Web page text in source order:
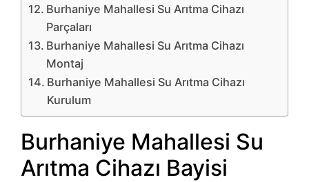
Burhaniye Mahallesi Su Arıtma Cihazı
Parçaları
Burhaniye Mahallesi Su Arıtma Cihazı
Montaj
Burhaniye Mahallesi Su Arıtma Cihazı
Kurulum
Burhaniye Mahallesi Su
Arıtma Cihazı Bayisi